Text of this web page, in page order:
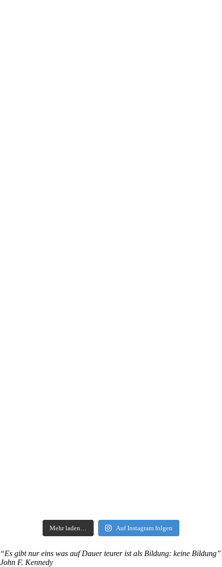
Mehr laden… Auf Instagram folgen
“Es gibt nur eins was auf Dauer teurer ist als Bildung: keine Bildung”
John F. Kennedy